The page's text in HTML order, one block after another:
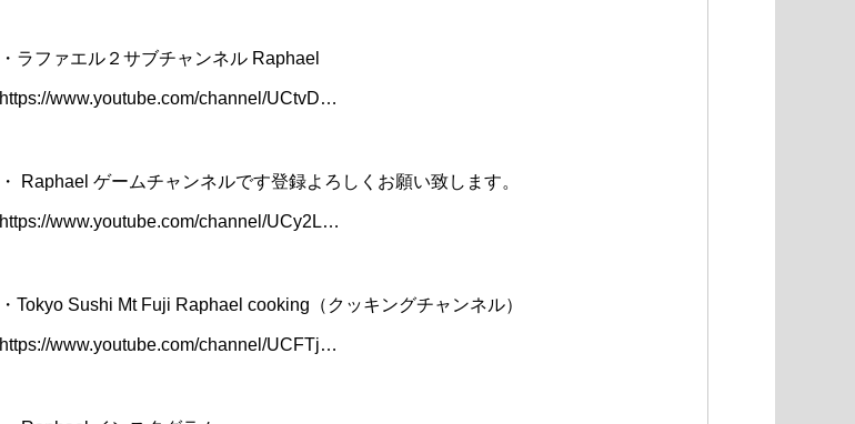
・ラファエル２サブチャンネル Raphael
https://www.youtube.com/channel/UCtvD…
・ Raphael ゲームチャンネルです登録よろしくお願い致します。
https://www.youtube.com/channel/UCy2L…
・Tokyo Sushi Mt Fuji Raphael cooking（クッキングチャンネル）
https://www.youtube.com/channel/UCFTj…